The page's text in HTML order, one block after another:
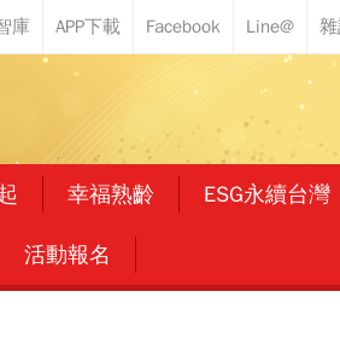
幸福熟齡 ESG永續台灣
活動報名